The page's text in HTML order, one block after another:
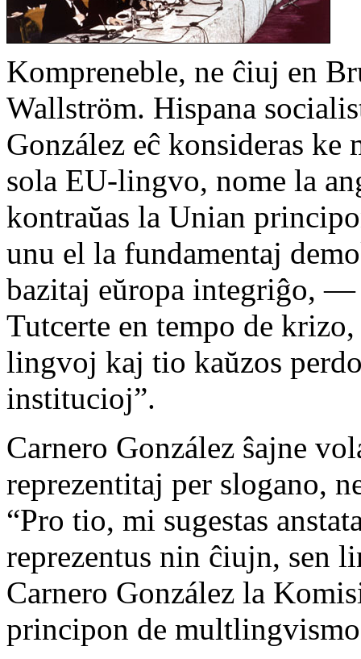
Kompreneble, ne ĉiuj en
Wallström. Hispana
González eĉ konsideras ke
sola EU-lingvo, nome la
kontraŭas la Unian
unu el la fundamentaj
bazitaj eŭropa integriĝo,
Tutcerte en tempo de
lingvoj kaj tio kaŭzos
institucioj”.
Carnero González ŝajne
reprezentitaj per slogano,
“Pro tio, mi sugestas
reprezentus nin ĉiujn, sen
Carnero González la
principon de